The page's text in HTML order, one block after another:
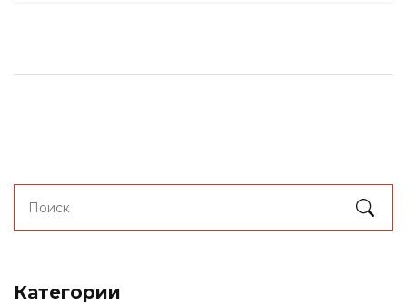
Категории